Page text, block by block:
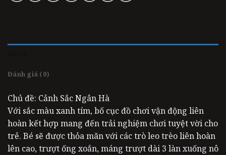
Đánh giá (0)
Chủ đề: Cảnh Sắc Ngân Hà
Với sắc màu xanh tím, bố cục đồ chơi vận động liên
hoàn kết hợp mang đến trải nghiệm chơi tuyệt vời cho
trẻ. Bé sẽ được thỏa mãn với các trò leo trèo liên hoàn
lên cao, trượt ống xoắn, máng trượt dài 3 làn xuống nô